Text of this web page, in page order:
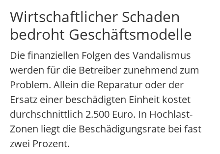
Wirtschaftlicher Schaden
bedroht Geschäftsmodelle
Die finanziellen Folgen des Vandalismus
werden für die Betreiber zunehmend zum
Problem. Allein die Reparatur oder der
Ersatz einer beschädigten Einheit kostet
durchschnittlich 2.500 Euro. In Hochlast-
Zonen liegt die Beschädigungsrate bei fast
zwei Prozent.